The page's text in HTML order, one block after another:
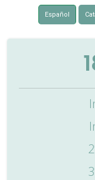
Español